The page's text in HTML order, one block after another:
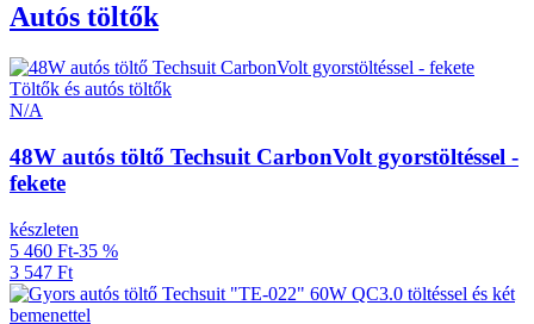
Autós töltők
Töltők és autós töltők
N/A
48W autós töltő Techsuit CarbonVolt gyorstöltéssel -
fekete
készleten
5 460 Ft-35 %
3 547 Ft